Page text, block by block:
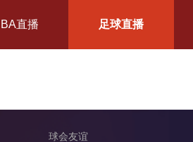
直播 足球直播
球会友谊